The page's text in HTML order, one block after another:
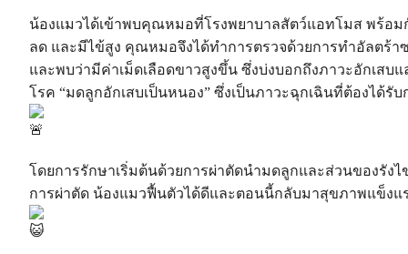
น้องแมวได้เข้าพบคุณหมอที่โรงพยาบาลสัตว์แอทโมส พร้อม
ลด และมีไข้สูง คุณหมอจึงได้ทำการตรวจด้วยการทำอัลตร้
และพบว่ามีค่าเม็ดเลือดขาวสูงขึ้น ซึ่งบ่งบอกถึงภาวะอักเส
โรค “มดลูกอักเสบเป็นหนอง” ซึ่งเป็นภาวะฉุกเฉินที่ต้องได้รับ
โดยการรักษาเริ่มต้นด้วยการผ่าตัดนำมดลูกและส่วนของรัง
การผ่าตัด น้องแมวฟื้นตัวได้ดีและตอนนี้กลับมาสุขภาพแข็งแ